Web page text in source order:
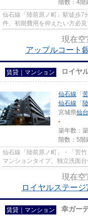
階数：4階
仙石線「陸前原ノ町」駅徒歩7
件、初期費用を抑えたい方必
現在空
アップルコート
賃貸｜マンション ロイヤ
仙石線 「
仙石線 「
宮城県仙
-
築年数：
階数：5階
仙石線「陸前原ノ町」・「苦
マンションタイプ。独立洗面
現在空
ロイヤルステー
賃貸｜マンション 幸ガー